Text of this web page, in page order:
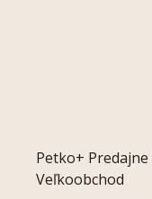
Petko+ Predajne
Veľkoobchod